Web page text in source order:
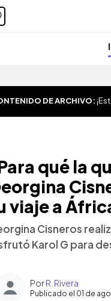
DE ARCHIVO:
qué la
viaje a
Cisneros
Karol G para
PorR. Rivera
Publicado el 01 de